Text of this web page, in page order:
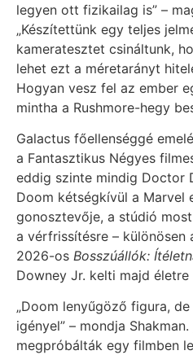
legyen ott fizikailag is” –
„Készítettünk egy teljes
kameratesztet csináltunk,
lehet ezt a méretarányt
Hogyan vesz fel az ember
mintha a Rushmore-hegy
Galactus főellenséggé
a Fantasztikus Négyes
eddig szinte mindig Doctor
Doom kétségkívül a Marvel
gonosztevője, a stúdió
a vérfrissítésre – különösen
2026-os Bosszúállók:
Downey Jr. kelti majd
„Doom lenyűgöző figura,
igényel” – mondja
megpróbálták egy filmben